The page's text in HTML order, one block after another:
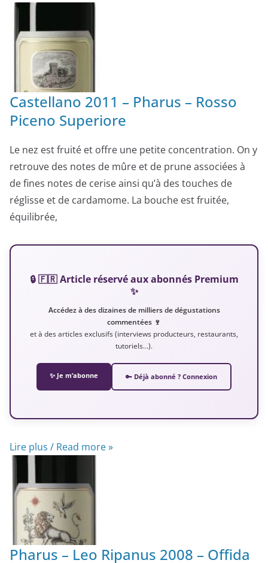
Castellano 2011 – Pharus – Rosso
Piceno Superiore
Le nez est fruité et offre une petite concentration. On y
retrouve des notes de mûre et de prune associées à
de fines notes de cerise ainsi qu’à des touches de
réglisse et de cardamome. La bouche est fruitée,
équilibrée,
🔒 🇫🇷 Article réservé aux abonnés Premium
✨
Accédez à des dizaines de milliers de dégustations
commentées 🍷
et à des articles exclusifs (interviews producteurs, restaurants,
tutoriels…).
✨ Je m’abonne 🔑 Déjà abonné ? Connexion
Lire plus / Read more »
Pharus – Leo Ripanus 2008 – Offida